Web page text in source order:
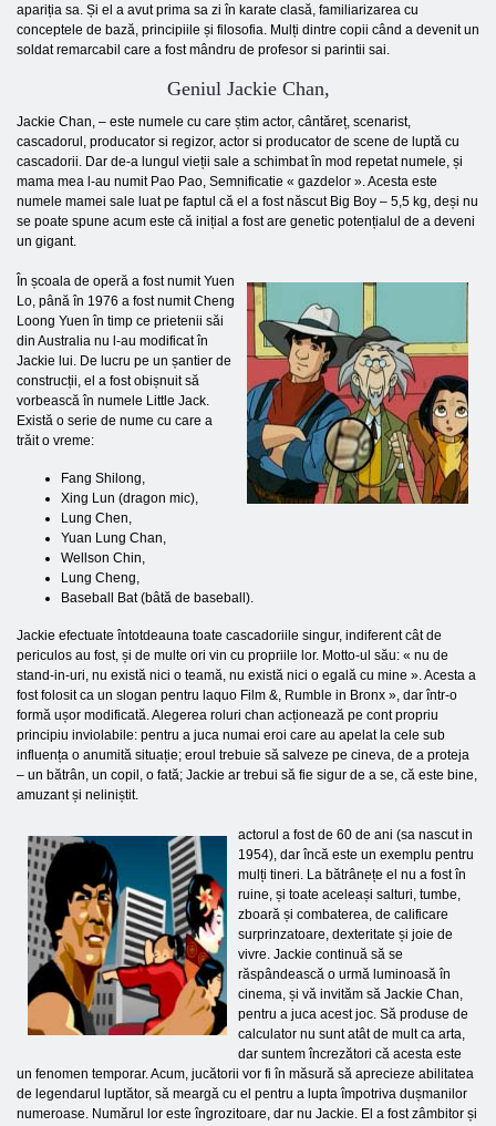
apariția sa. Și el a avut prima sa zi în karate clasă, familiarizarea cu
conceptele de bază, principiile și filosofia. Mulți dintre copii când a devenit un
soldat remarcabil care a fost mândru de profesor si parintii sai.
Geniul Jackie Chan,
Jackie Chan, – este numele cu care știm actor, cântăreț, scenarist,
cascadorul, producator si regizor, actor si producator de scene de luptă cu
cascadorii. Dar de-a lungul vieții sale a schimbat în mod repetat numele, și
mama mea l-au numit Pao Pao, Semnificatie « gazdelor ». Acesta este
numele mamei sale luat pe faptul că el a fost născut Big Boy – 5,5 kg, deși nu
se poate spune acum este că inițial a fost are genetic potențialul de a deveni
un gigant.
În școala de operă a fost numit Yuen
Lo, până în 1976 a fost numit Cheng
Loong Yuen în timp ce prietenii săi
din Australia nu l-au modificat în
Jackie lui. De lucru pe un șantier de
construcții, el a fost obișnuit să
vorbească în numele Little Jack.
Există o serie de nume cu care a
trăit o vreme:
Fang Shilong,
Xing Lun (dragon mic),
Lung Chen,
Yuan Lung Chan,
Wellson Chin,
Lung Cheng,
Baseball Bat (bâtă de baseball).
Jackie efectuate întotdeauna toate cascadoriile singur, indiferent cât de
periculos au fost, și de multe ori vin cu propriile lor. Motto-ul său: « nu de
stand-in-uri, nu există nici o teamă, nu există nici o egală cu mine ». Acesta a
fost folosit ca un slogan pentru laquo Film &, Rumble in Bronx », dar într-o
formă ușor modificată. Alegerea roluri chan acționează pe cont propriu
principiu inviolabile: pentru a juca numai eroi care au apelat la cele sub
influența o anumită situație; eroul trebuie să salveze pe cineva, de a proteja
– un bătrân, un copil, o fată; Jackie ar trebui să fie sigur de a se, că este bine,
amuzant și neliniștit.
actorul a fost de 60 de ani (sa nascut in
1954), dar încă este un exemplu pentru
mulți tineri. La bătrânețe el nu a fost în
ruine, și toate aceleași salturi, tumbe,
zboară și combaterea, de calificare
surprinzatoare, dexteritate și joie de
vivre. Jackie continuă să se
răspândească o urmă luminoasă în
cinema, și vă invităm să Jackie Chan,
pentru a juca acest joc. Să produse de
calculator nu sunt atât de mult ca arta,
dar suntem încrezători că acesta este
un fenomen temporar. Acum, jucătorii vor fi în măsură să aprecieze abilitatea
de legendarul luptător, să meargă cu el pentru a lupta împotriva dușmanilor
numeroase. Numărul lor este îngrozitoare, dar nu Jackie. El a fost zâmbitor și